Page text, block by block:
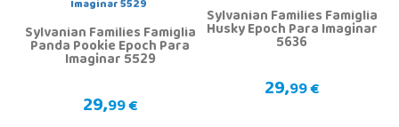
Sylvanian Families Famiglia
Panda Pookie Epoch Para
Imaginar 5529
29,99 €
Sylvanian Families Famiglia
Husky Epoch Para Imaginar
5636
29,99 €